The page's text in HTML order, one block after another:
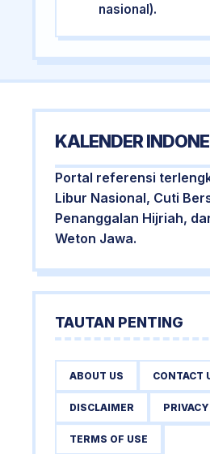
nasional).
KALENDER
Portal referensi
Libur Nasional, Cuti
Penanggalan Hijriah,
Weton Jawa.
TAUTAN PENTING
ABOUT US CONTACT
DISCLAIMER
TERMS OF USE